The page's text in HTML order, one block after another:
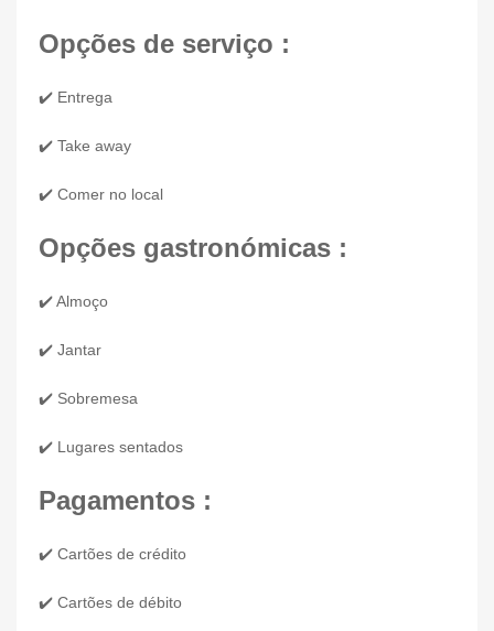
Opções de serviço :
✔️ Entrega
✔️ Take away
✔️ Comer no local
Opções gastronómicas :
✔️ Almoço
✔️ Jantar
✔️ Sobremesa
✔️ Lugares sentados
Pagamentos :
✔️ Cartões de crédito
✔️ Cartões de débito